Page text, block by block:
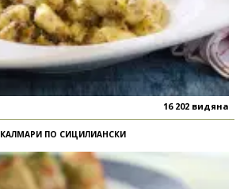
16 202 видяна
КАЛМАРИ ПО СИЦИЛИАНСКИ